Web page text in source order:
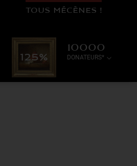
TOUS MÉCÈNES !
125%
10000
DONATEURS*